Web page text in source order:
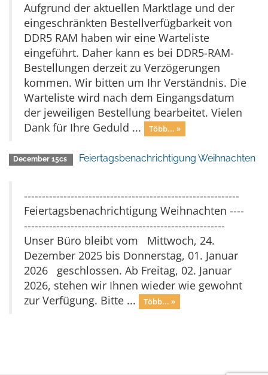
Aufgrund der aktuellen Marktlage und der
eingeschränkten Bestellverfügbarkeit von
DDR5 RAM haben wir eine Warteliste
eingeführt. Daher kann es bei DDR5-RAM-
Bestellungen derzeit zu Verzögerungen
kommen. Wir bitten um Ihr Verständnis. Die
Warteliste wird nach dem Eingangsdatum
der jeweiligen Bestellung bearbeitet. Vielen
Dank für Ihre Geduld ...
Több... »
December 15cs Feiertagsbenachrichtigung Weihnachten
------------------------------------------------------------
Feiertagsbenachrichtigung Weihnachten ----
--------------------------------------------------------
Unser Büro bleibt vom Mittwoch, 24.
Dezember 2025 bis Donnerstag, 01. Januar
2026 geschlossen. Ab Freitag, 02. Januar
2026, stehen wir Ihnen wieder wie gewohnt
zur Verfügung. Bitte ...
Több... »